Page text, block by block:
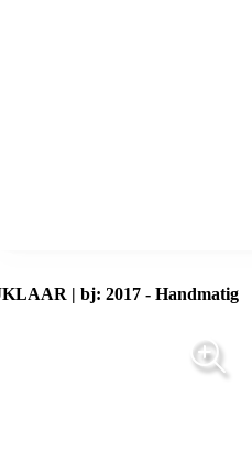
| bj: 2017 - Handmatig